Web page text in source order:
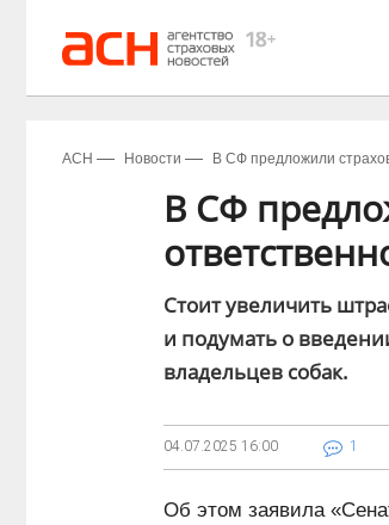
АСН Новости В СФ предложили
В СФ
Стоит увеличить
и подумать о
владельцев собак.
04.07.2025 16:00 1
Об этом заявила